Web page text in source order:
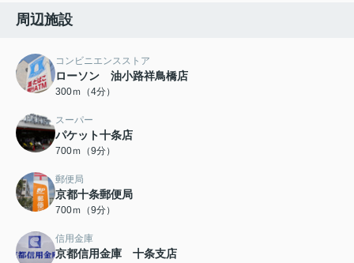
周辺施設
コンビニエンスストア
ローソン 油小路祥鳥橋店
300ｍ（4分）
スーパー
パケット十条店
700ｍ（9分）
郵便局
京都十条郵便局
700ｍ（9分）
信用金庫
京都信用金庫 十条支店